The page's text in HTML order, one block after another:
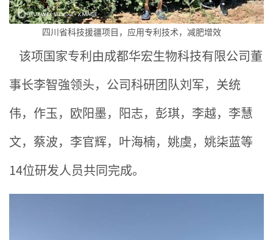
四川省科技援疆项目，应用专利技术，减肥增效
该项国家专利由成都华宏生物科技有限公司董
事长李智強领头，公司科研团队刘军，关统
伟，作玉，欧阳墨，阳志，彭琪，李越，李慧
文，蔡波，李官辉，叶海楠，姚虞，姚柒蓝等
14位研发人员共同完成。